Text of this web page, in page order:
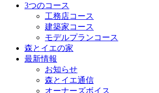
3つのコース
工務店コース
建築家コース
モデルプランコース
森とイエの家
最新情報
お知らせ
森とイエ通信
オーナーズボイス